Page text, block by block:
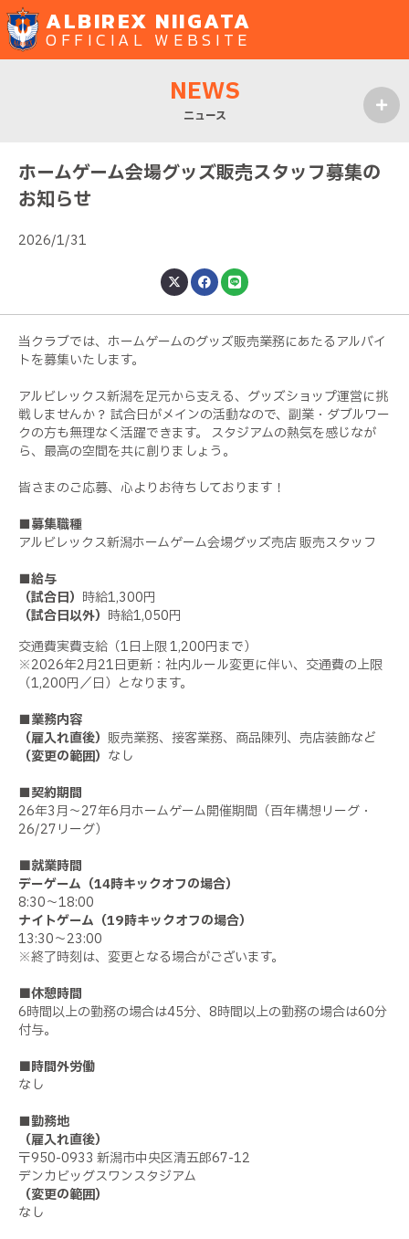
ALBIREX NIIGATA
OFFICIAL WEBSITE
NEWS
ニュース
ホームゲーム会場グッズ販売スタッフ募集の
お知らせ
2026/1/31
当クラブでは、ホームゲームのグッズ販売業務にあたるアルバイ
トを募集いたします。
アルビレックス新潟を足元から支える、グッズショップ運営に挑
戦しませんか？ 試合日がメインの活動なので、副業・ダブルワー
クの方も無理なく活躍できます。 スタジアムの熱気を感じなが
ら、最高の空間を共に創りましょう。
皆さまのご応募、心よりお待ちしております！
■募集職種
アルビレックス新潟ホームゲーム会場グッズ売店 販売スタッフ
■給与
（試合日） 時給1,300円
（試合日以外） 時給1,050円
交通費実費支給（1日上限 1,200円まで）
※2026年2月21日更新：社内ルール変更に伴い、交通費の上限
（1,200円／日）となります。
■業務内容
（雇入れ直後） 販売業務、接客業務、商品陳列、売店装飾など
（変更の範囲） なし
■契約期間
26年3月～27年6月ホームゲーム開催期間（百年構想リーグ・
26/27リーグ）
■就業時間
デーゲーム（14時キックオフの場合）
8:30～18:00
ナイトゲーム（19時キックオフの場合）
13:30～23:00
※終了時刻は、変更となる場合がございます。
■休憩時間
6時間以上の勤務の場合は45分、8時間以上の勤務の場合は60分
付与。
■時間外労働
なし
■勤務地
（雇入れ直後）
〒950-0933 新潟市中央区清五郎67-12
デンカビッグスワンスタジアム
（変更の範囲）
なし